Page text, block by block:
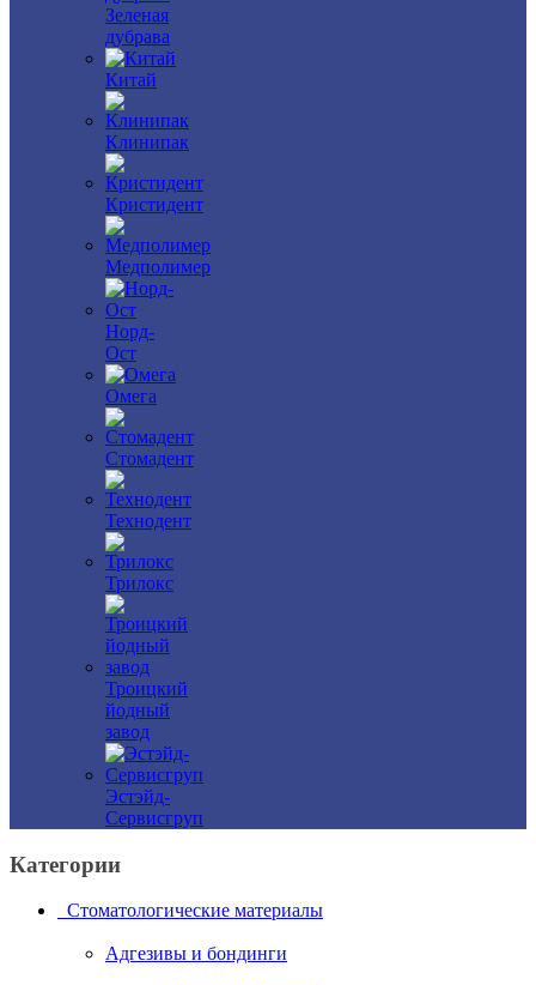
Зеленая
дубрава
Китай
Клинипак
Кристидент
Медполимер
Норд-
Ост
Омега
Стомадент
Технодент
Трилокс
Троицкий
йодный
завод
Эстэйд-
Сервисгруп
Категории
Стоматологические материалы
Адгезивы и бондинги